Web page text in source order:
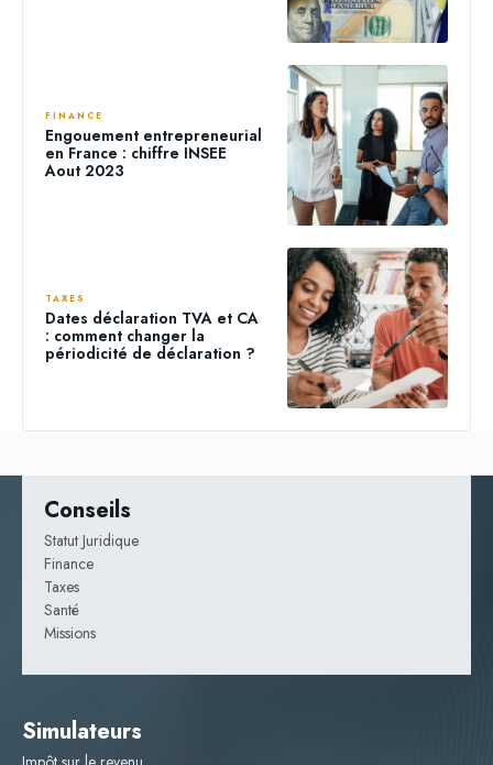
FINANCE
Engouement entrepreneurial
en France : chiffre INSEE
Aout 2023
TAXES
Dates déclaration TVA et CA
: comment changer la
périodicité de déclaration ?
Conseils
Statut Juridique
Finance
Taxes
Santé
Missions
Simulateurs